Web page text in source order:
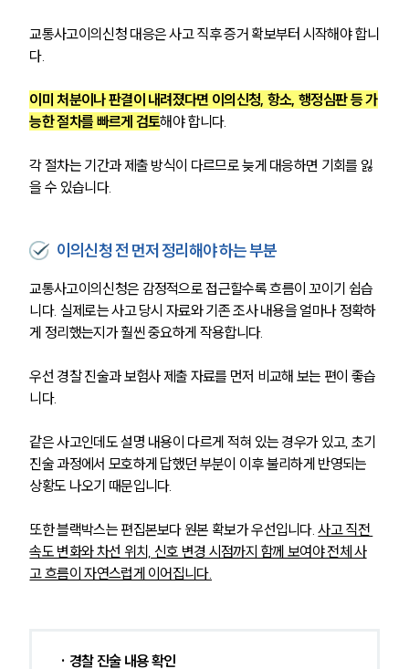
교통사고이의신청 대응은 사고 직후 증거 확보부터 시작해야 합니
다.
이미 처분이나 판결이 내려졌다면 이의신청, 항소, 행정심판 등 가
능한 절차를 빠르게 검토해야 합니다.
각 절차는 기간과 제출 방식이 다르므로 늦게 대응하면 기회를 잃
을 수 있습니다.
이의신청 전 먼저 정리해야 하는 부분
교통사고이의신청은 감정적으로 접근할수록 흐름이 꼬이기 쉽습
니다. 실제로는 사고 당시 자료와 기존 조사 내용을 얼마나 정확하
게 정리했는지가 훨씬 중요하게 작용합니다.
우선 경찰 진술과 보험사 제출 자료를 먼저 비교해 보는 편이 좋습
니다.
같은 사고인데도 설명 내용이 다르게 적혀 있는 경우가 있고, 초기
진술 과정에서 모호하게 답했던 부분이 이후 불리하게 반영되는
상황도 나오기 때문입니다.
또한 블랙박스는 편집본보다 원본 확보가 우선입니다. 사고 직전
속도 변화와 차선 위치, 신호 변경 시점까지 함께 보여야 전체 사
고 흐름이 자연스럽게 이어집니다.
· 경찰 진술 내용 확인